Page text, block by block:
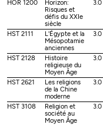
HOR 1200
Horizon:
Risques et
défis du XXIe
siècle
3.0
HST 2111
L'Égypte et la
Mésopotamie
anciennes
3.0
HST 2128
Histoire
religieuse du
Moyen Âge
3.0
HST 2621
Les religions
de la Chine
moderne
3.0
HST 3108
Religion et
société au
Moyen Âge
3.0